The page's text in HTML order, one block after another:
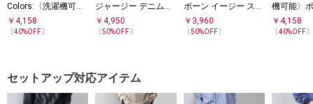
Colors:〈洗濯機可
能〉2WAY ストレッ
チ イージー ワイド
￥ 4,158
〔40%OFF〕
ジャージー デニムラ
イク スラックス
￥4,950
〔50%OFF〕
ボーン イージー スラ
ックス(セットアップ
対応可能)
￥ 3,960
〔50%OFF〕
機可能〉
イド テー
ツ
￥4,158
〔40%OFF〕
セットアップ対応アイテム